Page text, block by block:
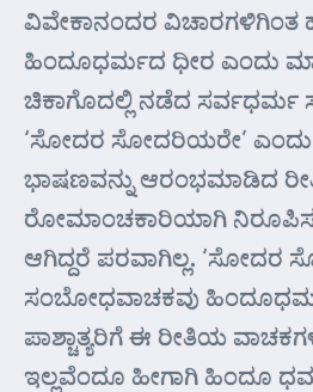
ವಿವೇಕಾನಂದರ ವಿಚಾರಗಳಿಗಿಂತ
ಹಿಂದೂಧರ್ಮದ ಧೀರ ಎಂದು ಮಾತ್ರ
ಚಿಕಾಗೊದಲ್ಲಿ ನಡೆದ ಸರ್ವಧರ್ಮ
‘ಸೋದರ ಸೋದರಿಯರೇ’
ಭಾಷಣವನ್ನು ಆರಂಭಮಾಡಿದ
ರೋಮಾಂಚಕಾರಿಯಾಗಿ
ಆಗಿದ್ದರೆ ಪರವಾಗಿಲ್ಲ. ‘ಸೋದರ
ಸಂಬೋಧವಾಚಕವು
ಪಾಶ್ಚಾತ್ಯರಿಗೆ ಈ ರೀತಿಯ
ಇಲ್ಲವೆಂದೂ ಹೀಗಾಗಿ ಹಿಂದೂ